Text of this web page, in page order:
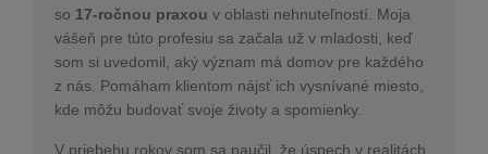
so 17-ročnou praxou v oblasti nehnuteľností. Moja
vášeň pre túto profesiu sa začala už v mladosti, keď
som si uvedomil, aký význam má domov pre každého
z nás. Pomáham klientom nájsť ich vysnívané miesto,
kde môžu budovať svoje životy a spomienky.
V priebehu rokov som sa naučil, že úspech v realitách